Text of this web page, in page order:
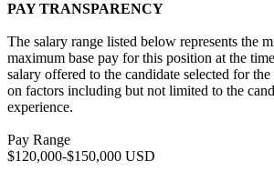
PAY TRANSPARENCY
The salary range listed below represents the
maximum base pay for this position at the
salary offered to the candidate selected for
on factors including but not limited to the
experience.
Pay Range
$120,000-$150,000 USD